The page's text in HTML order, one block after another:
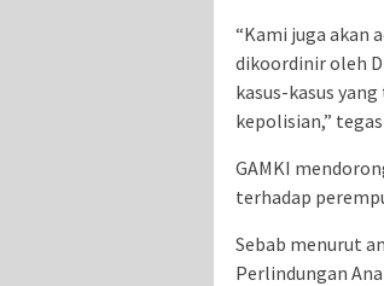
“Kami juga akan
dikoordinir oleh
kasus-kasus
kepolisian,”
GAMKI
terhadap
Sebab menurut
Perlindungan